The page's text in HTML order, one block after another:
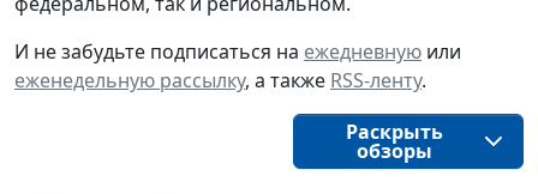
И не забудьте подписаться на ежедневную или
еженедельную рассылку, а также RSS-ленту.
Раскрыть
обзоры